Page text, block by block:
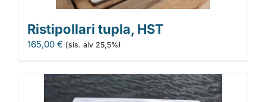
Ristipollari tupla, HST
165,00 € (sis. alv 25,5%)